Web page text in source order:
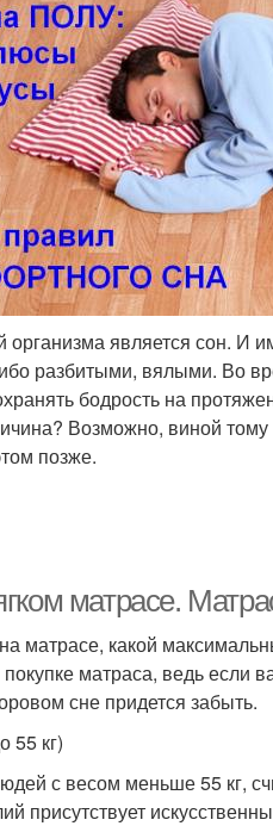
является сон. И
разбитыми, вялыми. Во
бодрость на
Возможно, виной
позже.
матрасе.
матрасе, какой
матраса, ведь
сне придется забыть.
55 кг)
с весом меньше 55 кг,
присутствует